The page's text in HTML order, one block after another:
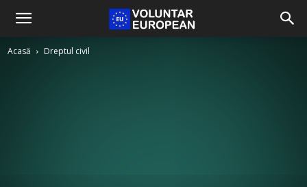
Acasă Dreptul civil